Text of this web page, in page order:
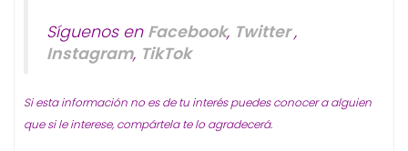
Síguenos en Facebook, Twitter,
Instagram, TikTok
Si esta información no es de tu interés puedes conocer a alguien
que si le interese, compártela te lo agradecerá.